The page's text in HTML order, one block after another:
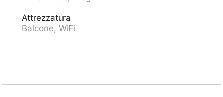
Attrezzatura
Balcone, WiFi